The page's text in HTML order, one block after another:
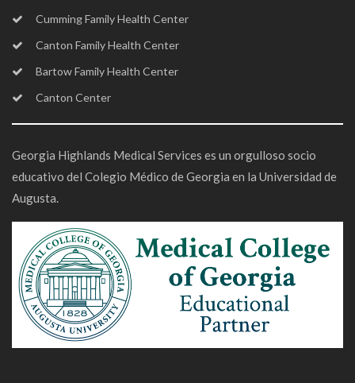
Cumming Family Health Center
Canton Family Health Center
Bartow Family Health Center
Canton Center
Georgia Highlands Medical Services es un orgulloso socio
educativo del Colegio Médico de Georgia en la Universidad de
Augusta.